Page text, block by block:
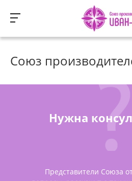
Союз
Нужна
Представители Союза